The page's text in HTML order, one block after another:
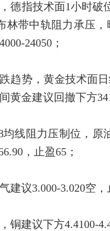
指技术面1小时破位
林带中轨阻力承压
24050；
势，黄金技术面日
黄金建议回撤下方
线阻力压制位，原
，止盈65；
3.000-3.020空，止
方4.4100-